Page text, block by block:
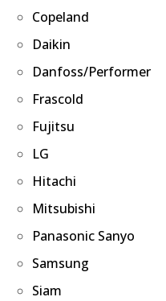
Copeland
Daikin
Danfoss/Performer
Frascold
Fujitsu
LG
Hitachi
Mitsubishi
Panasonic Sanyo
Samsung
Siam